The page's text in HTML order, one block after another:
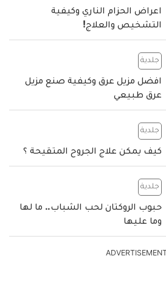
اعراض الحزام الناري وكيفية
التشخيص والعلاج!
جلدية
افضل مزيل عرق وكيفية صنع مزيل
عرق طبيعي
جلدية
كيف يمكن علاج الجروح المتقيحة ؟
جلدية
حبوب الروكتان لحب الشباب.. ما لها
وما عليها
ADVERTISEMENT